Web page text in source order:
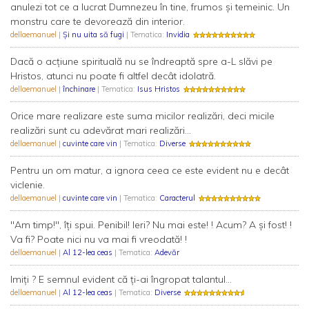
anulezi tot ce a lucrat Dumnezeu în tine, frumos și temeinic. Un
monstru care te devorează din interior.
dellaemanuel | Şi nu uita să fugi | Tematica: Invidia
Dacă o acțiune spirituală nu se îndreaptă spre a-L slăvi pe
Hristos, atunci nu poate fi altfel decât idolatră.
dellaemanuel | închinare | Tematica: Isus Hristos
Orice mare realizare este suma micilor realizări, deci micile
realizări sunt cu adevărat mari realizări...
dellaemanuel | cuvinte care vin | Tematica: Diverse
Pentru un om matur, a ignora ceea ce este evident nu e decât
viclenie.
dellaemanuel | cuvinte care vin | Tematica: Caracterul
"Am timp!", îți spui. Penibil! Ieri? Nu mai este! ! Acum? A și fost! !
Va fi? Poate nici nu va mai fi vreodată! !
dellaemanuel | Al 12-lea ceas | Tematica: Adevăr
Imiţi ? E semnul evident că ţi-ai îngropat talantul...
dellaemanuel | Al 12-lea ceas | Tematica: Diverse